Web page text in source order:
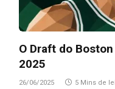
O Draft do
2025
26/06/2025
5 Mins de